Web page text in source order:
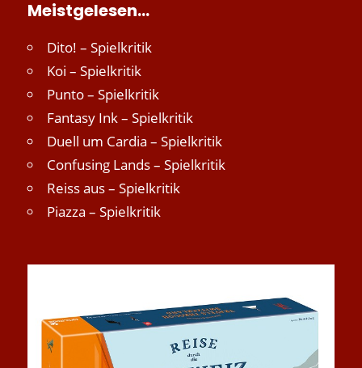
Meistgelesen…
Dito! – Spielkritik
Koi – Spielkritik
Punto – Spielkritik
Fantasy Ink – Spielkritik
Duell um Cardia – Spielkritik
Confusing Lands – Spielkritik
Reiss aus – Spielkritik
Piazza – Spielkritik